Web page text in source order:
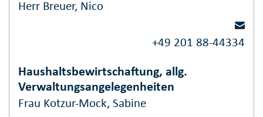
Herr Breuer, Nico
+49 201 88-44334
Haushaltsbewirtschaftung, allg.
Verwaltungsangelegenheiten
Frau Kotzur-Mock, Sabine